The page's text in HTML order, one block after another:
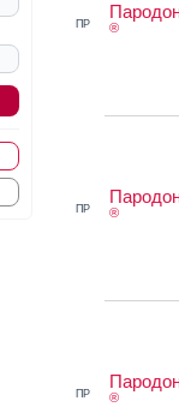
ПР ®
ПР ®
ПР ®